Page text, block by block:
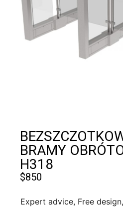
BRAMY
H318
$850
Expert advice, Free